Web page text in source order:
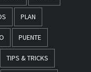
PLAN
PUENTE
TIPS & TRICKS